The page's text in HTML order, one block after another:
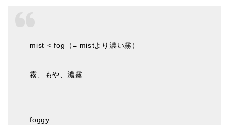
mist < fog（= mistより濃い霧）
霧、もや、濃霧
foggy